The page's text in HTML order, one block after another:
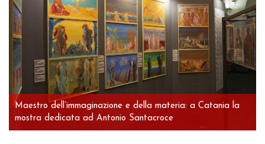
Maestro dell’immaginazione e della materia: a Catania la
mostra dedicata ad Antonio Santacroce